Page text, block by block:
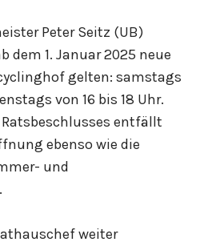
Peter Seitz (UB)
dem 1. Januar 2025 neue
gelten: samstags
von 16 bis 18 Uhr.
entfällt
ebenso wie die
und
weiter